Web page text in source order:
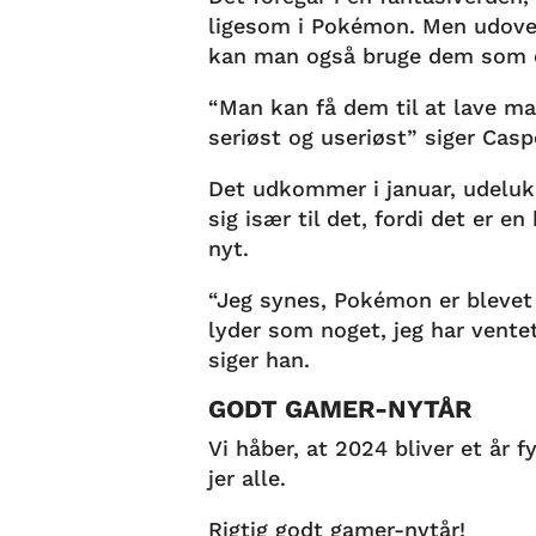
ligesom i Pokémon. Men
kan man også bruge dem
“Man kan få dem til at lave
seriøst og useriøst” siger
Det udkommer i januar,
sig især til det, fordi det er en
nyt.
“Jeg synes, Pokémon er
lyder som noget, jeg har
siger han.
GODT GAMER-NYTÅR
Vi håber, at 2024 bliver et år
jer alle.
Rigtig godt gamer-nytår!